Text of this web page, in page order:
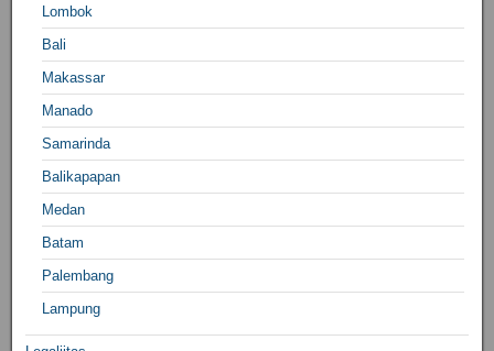
Lombok
Bali
Makassar
Manado
Samarinda
Balikapapan
Medan
Batam
Palembang
Lampung